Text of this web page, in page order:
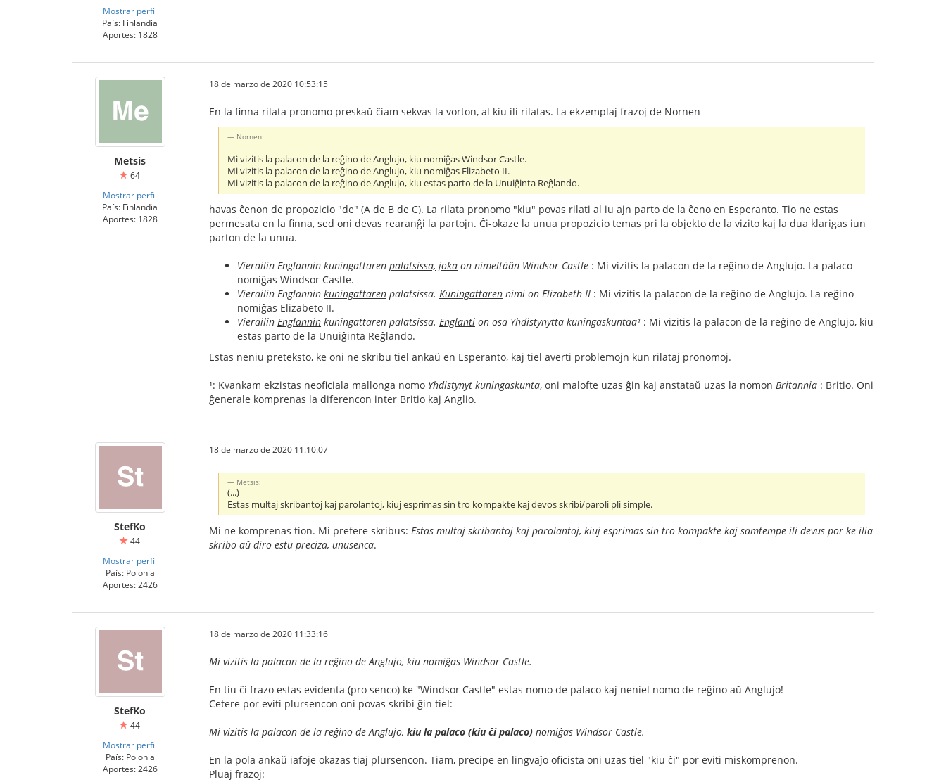
Mostrar perfil
País: Finlandia
Aportes: 1828
Metsis
64
Mostrar perfil
País: Finlandia
Aportes: 1828
18 de marzo de 2020 10:53:15
En la finna rilata pronomo preskaŭ ĉiam sekvas la vorton, al kiu ili rilatas. La ekzemplaj frazoj de Nornen
Nornen:
Mi vizitis la palacon de la reĝino de Anglujo, kiu nomiĝas Windsor Castle.
Mi vizitis la palacon de la reĝino de Anglujo, kiu nomiĝas Elizabeto II.
Mi vizitis la palacon de la reĝino de Anglujo, kiu estas parto de la Unuiĝinta Reĝlando.
havas ĉenon de propozicio "de" (A de B de C). La rilata pronomo "kiu" povas rilati al iu ajn parto de la ĉeno en Esperanto. Tio ne estas
permesata en la finna, sed oni devas rearanĝi la partojn. Ĉi-okaze la unua propozicio temas pri la objekto de la vizito kaj la dua klarigas iun
parton de la unua.
Vierailin Englannin kuningattaren palatsissa, joka on nimeltään Windsor Castle : Mi vizitis la palacon de la reĝino de Anglujo. La palaco
nomiĝas Windsor Castle.
Vierailin Englannin kuningattaren palatsissa. Kuningattaren nimi on Elizabeth II : Mi vizitis la palacon de la reĝino de Anglujo. La reĝino
nomiĝas Elizabeto II.
Vierailin Englannin kuningattaren palatsissa. Englanti on osa Yhdistynyttä kuningaskuntaa¹ : Mi vizitis la palacon de la reĝino de Anglujo, kiu
estas parto de la Unuiĝinta Reĝlando.
Estas neniu preteksto, ke oni ne skribu tiel ankaŭ en Esperanto, kaj tiel averti problemojn kun rilataj pronomoj.
¹: Kvankam ekzistas neoficiala mallonga nomo Yhdistynyt kuningaskunta, oni malofte uzas ĝin kaj anstataŭ uzas la nomon Britannia : Britio. Oni
ĝenerale komprenas la diferencon inter Britio kaj Anglio.
StefKo
44
Mostrar perfil
País: Polonia
Aportes: 2426
18 de marzo de 2020 11:10:07
Metsis:
(...)
Estas multaj skribantoj kaj parolantoj, kiuj esprimas sin tro kompakte kaj devos skribi/paroli pli simple.
Mi ne komprenas tion. Mi prefere skribus: Estas multaj skribantoj kaj parolantoj, kiuj esprimas sin tro kompakte kaj samtempe ili devus por ke ilia
skribo aŭ diro estu preciza, unusenca.
StefKo
44
Mostrar perfil
País: Polonia
Aportes: 2426
18 de marzo de 2020 11:33:16
Mi vizitis la palacon de la reĝino de Anglujo, kiu nomiĝas Windsor Castle.
En tiu ĉi frazo estas evidenta (pro senco) ke "Windsor Castle" estas nomo de palaco kaj neniel nomo de reĝino aŭ Anglujo!
Cetere por eviti plursencon oni povas skribi ĝin tiel:
Mi vizitis la palacon de la reĝino de Anglujo, kiu la palaco (kiu ĉi palaco) nomiĝas Windsor Castle.
En la pola ankaŭ iafoje okazas tiaj plursencon. Tiam, precipe en lingvaĵo oficista oni uzas tiel "kiu ĉi" por eviti miskomprenon.
Pluaj frazoj: